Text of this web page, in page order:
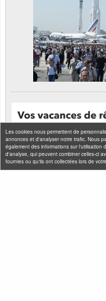
Les cookies nous permettent de
annonces et d'analyser notre trafic. Nous
également des informations sur
d'analyse, qui peuvent combiner celles-ci
fournies ou qu'ils ont collectées lors de